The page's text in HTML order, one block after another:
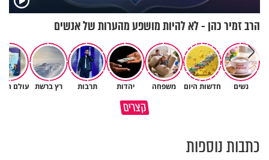
הרב זמיר כהן - לא להיות מושפע מהערות של אנשים
נשים חדשות היום משפחה יהדות תרבות רץ ברשת עולם
קצרים
הקשר בין סרטן השלפוחית לעישון
כתבות נוספות